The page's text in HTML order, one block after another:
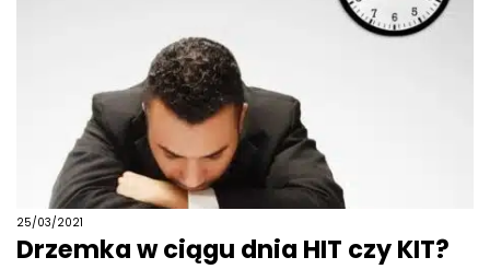
25/03/2021
Drzemka w ciągu dnia HIT czy KIT?